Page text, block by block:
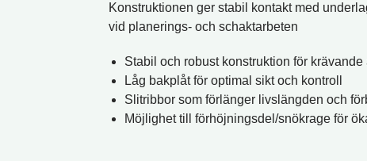
Konstruktionen ger stabil kontakt med
vid planerings- och schaktarbeten
Stabil och robust konstruktion för krävande
Låg bakplåt för optimal sikt och kontroll
Slitribbor som förlänger livslängden och
Möjlighet till förhöjningsdel/snökrage för